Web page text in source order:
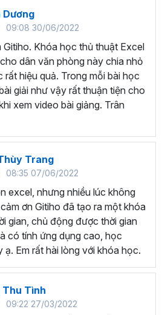
giảng trong khóa
trên Excel của
cập nhật các mẹo Excel văn
thể được update những nội
văn phòng như sau:
bằng công cụFormat Paintervà
excel tính tổng, đặt tên nhanh
thị công thức trong ô, tạo ghi
- cột.
và xử lý dữ liệu bao gồm tự động
viết biểu thức hóa học - toán
liệu trùng lặp.
với hàm, công thức bao gồm
khi viết hàm, đặt tên và sử dụng
thức tính toán theo thời gian
Dương
09:08 30/06/2022
Gitiho. Khóa học thủ thuật Excel
dân văn phòng này chia nhỏ
hiệu quả. Trong mỗi bài học
giải như vậy rất thuận tiện cho
xem video bài giảng. Trân
Trang
08:35 07/06/2022
excel, nhưng nhiều lúc không
ơn Gitiho đã tạo ra một khóa
gian, chủ động được thời gian
có tính ứng dụng cao, học
Em rất hài lòng với khóa học.
Thu Tình
09:22 27/03/2022